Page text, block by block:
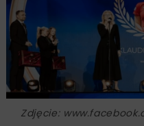
Zdjęcie: